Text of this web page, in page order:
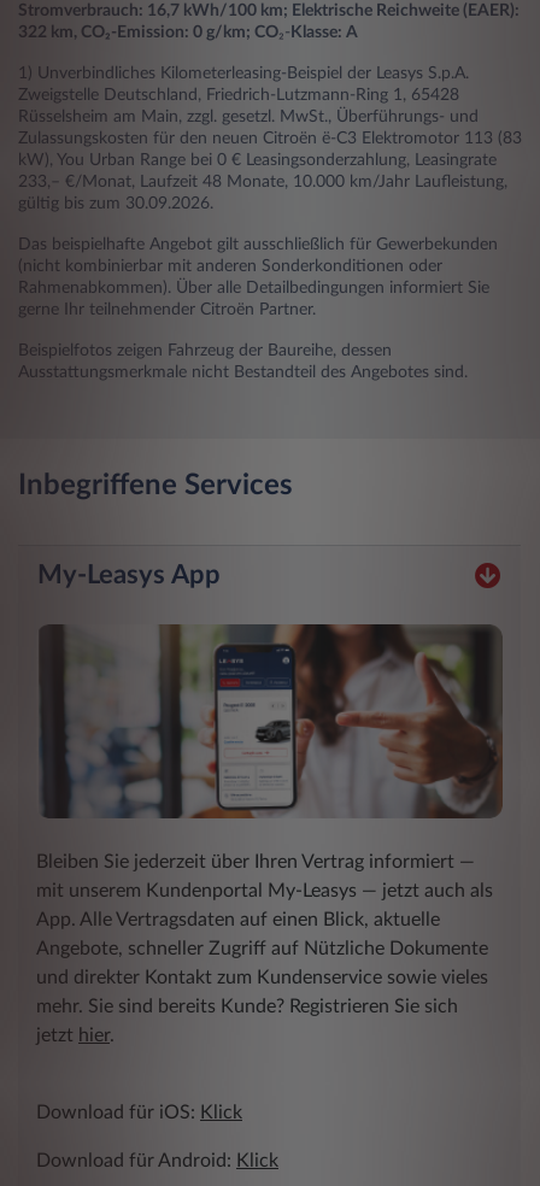
Stromverbrauch: 16,7 kWh/100 km; Elektrische Reichweite (EAER):
322 km, CO₂-Emission: 0 g/km; CO₂- Klasse: A
1) Unverbindliches Kilometerleasing-Beispiel der Leasys S.p.A.
Zweigstelle Deutschland, Friedrich-Lutzmann-Ring 1, 65428
Rüsselsheim am Main, zzgl. gesetzl. MwSt., Überführungs- und
Zulassungskosten für den neuen Citroën ë-C3 Elektromotor 113 (83
kW), You Urban Range bei 0 € Leasingsonderzahlung, Leasingrate
233,– €/Monat, Laufzeit 48 Monate, 10.000 km/Jahr Laufleistung,
gültig bis zum 30.09.2026.
Das beispielhafte Angebot gilt ausschließlich für Gewerbekunden
(nicht kombinierbar mit anderen Sonderkonditionen oder
Rahmenabkommen). Über alle Detailbedingungen informiert Sie
gerne Ihr teilnehmender Citroën Partner.
Beispielfotos zeigen Fahrzeug der Baureihe, dessen
Ausstattungsmerkmale nicht Bestandteil des Angebotes sind.
Inbegriffene Services
My-Leasys App
Bleiben Sie jederzeit über Ihren Vertrag informiert ―
mit unserem Kundenportal My-Leasys ― jetzt auch als
App. Alle Vertragsdaten auf einen Blick, aktuelle
Angebote, schneller Zugriff auf Nützliche Dokumente
und direkter Kontakt zum Kundenservice sowie vieles
mehr. Sie sind bereits Kunde? Registrieren Sie sich
jetzt hier.
Download für iOS: Klick
Download für Android: Klick